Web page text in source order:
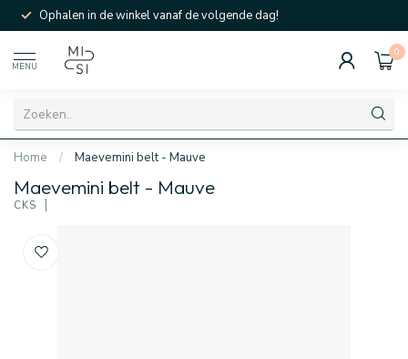
Ophalen in de winkel vanaf de volgende dag!
MENU
0
Home / Maevemini belt - Mauve
Maevemini belt - Mauve
CKS